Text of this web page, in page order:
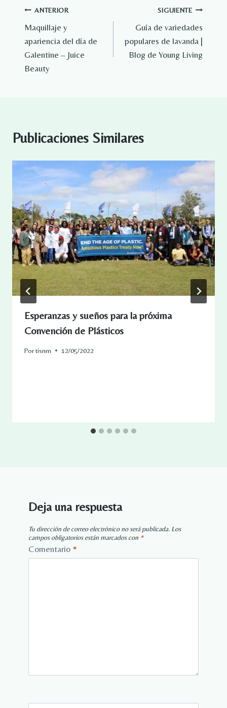
Navegación
de
entradas
ANTERIOR
Maquillaje y
apariencia del día de
Galentine – Juice
Beauty
SIGUIENTE
Guía de variedades
populares de lavanda |
Blog de Young Living
Publicaciones Similares
Esperanzas y sueños para la próxima
Convención de Plásticos
Portisnm 12/05/2022
Deja una respuesta
Tu dirección de correo electrónico no será publicada. Los
campos obligatorios están marcados con *
Comentario *